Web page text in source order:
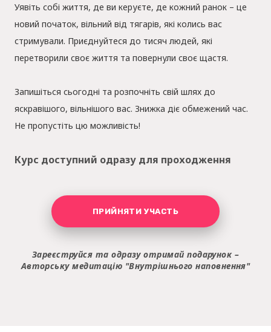
Уявіть собі життя, де ви керуєте, де кожний ранок – це
новий початок, вільний від тягарів, які колись вас
стримували. Приєднуйтеся до тисяч людей, які
перетворили своє життя та повернули своє щастя.
Запишіться сьогодні та розпочніть свій шлях до
яскравішого, вільнішого вас. Знижка діє обмежений час.
Не пропустіть цю можливість!
Курс доступний одразу для проходження
ПРИЙНЯТИ УЧАСТЬ
Зареєструйся та одразу отримай подарунок –
Авторську медитацію "Внутрішнього наповнення"